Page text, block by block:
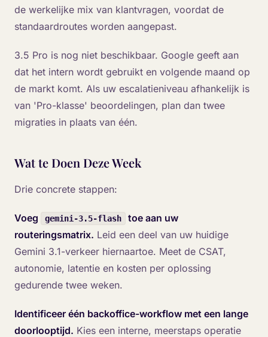
de werkelijke mix van klantvragen, voordat de
standaardroutes worden aangepast.
3.5 Pro is nog niet beschikbaar. Google geeft aan
dat het intern wordt gebruikt en volgende maand op
de markt komt. Als uw escalatieniveau afhankelijk is
van 'Pro-klasse' beoordelingen, plan dan twee
migraties in plaats van één.
Wat te Doen Deze Week
Drie concrete stappen:
Voeg gemini-3.5-flash
toe aan uw
routeringsmatrix. Leid een deel van uw huidige
Gemini 3.1-verkeer hiernaartoe. Meet de CSAT,
autonomie, latentie en kosten per oplossing
gedurende twee weken.
Identificeer één backoffice-workflow met een lange
doorlooptijd. Kies een interne, meerstaps operatie